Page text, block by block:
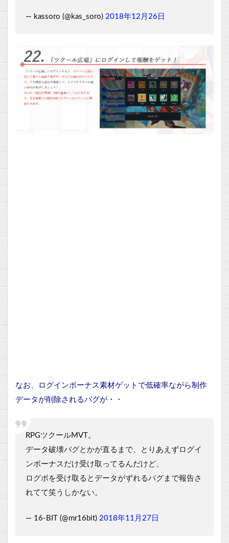
— kassoro (@kas_soro) 2018年12月26日
なお、ログインボーナス素材ゲットで低確率ながら制作
データが削除されるバグが・・
RPGツクールMVT。
データ破壊バグとかが直るまで、とりあえずログイ
ンボーナスだけ受け取ってるんだけど、
ログボを受け取るとデータがずれるバグまで報告さ
れてて笑うしかない。
— 16-BIT (@mr16bit) 2018年11月27日